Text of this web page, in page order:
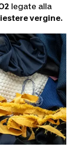
legate alla
vergine.